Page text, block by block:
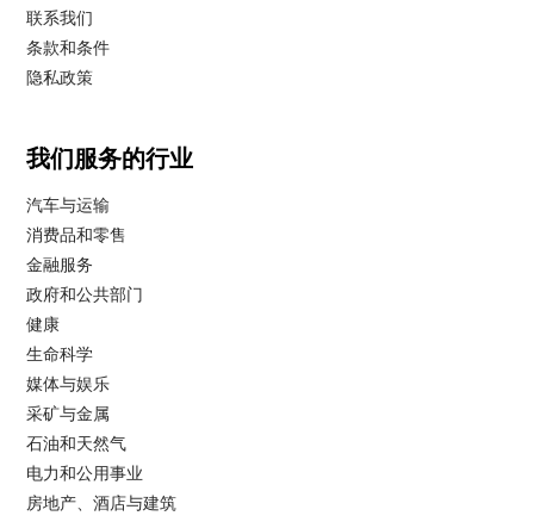
联系我们
条款和条件
隐私政策
我们服务的行业
汽车与运输
消费品和零售
金融服务
政府和公共部门
健康
生命科学
媒体与娱乐
采矿与金属
石油和天然气
电力和公用事业
房地产、酒店与建筑